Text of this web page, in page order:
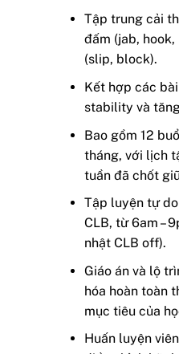
Tập trung cải
đấm (jab,
(slip, block).
Kết hợp các
stability và
Bao gồm 12
tháng, với lịch
tuần đã chốt
Tập luyện tự
CLB, từ 6am –
nhật CLB off).
Giáo án và lộ
hóa hoàn toàn
mục tiêu của
Huấn luyện